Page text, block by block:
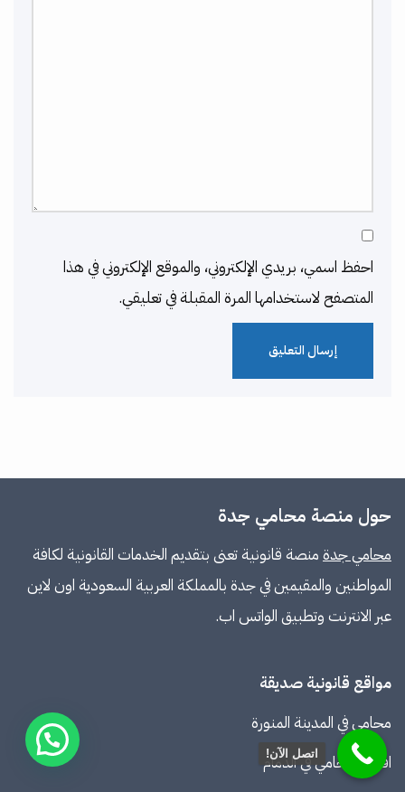
احفظ اسمي، بريدي الإلكتروني، والموقع الإلكتروني في هذا
المتصفح لاستخدامها المرة المقبلة في تعليقي.
حول منصة محامي جدة
محامي جدة منصة قانونية تعنى بتقديم الخدمات القانونية لكافة
المواطنين والمقيمين في جدة بالمملكة العربية السعودية اون لاين
عبر الانترنت وتطبيق الواتس اب.
مواقع قانونية صديقة
محامي في المدينة المنورة
افضل محامي في الدمام
اتصل الآن!